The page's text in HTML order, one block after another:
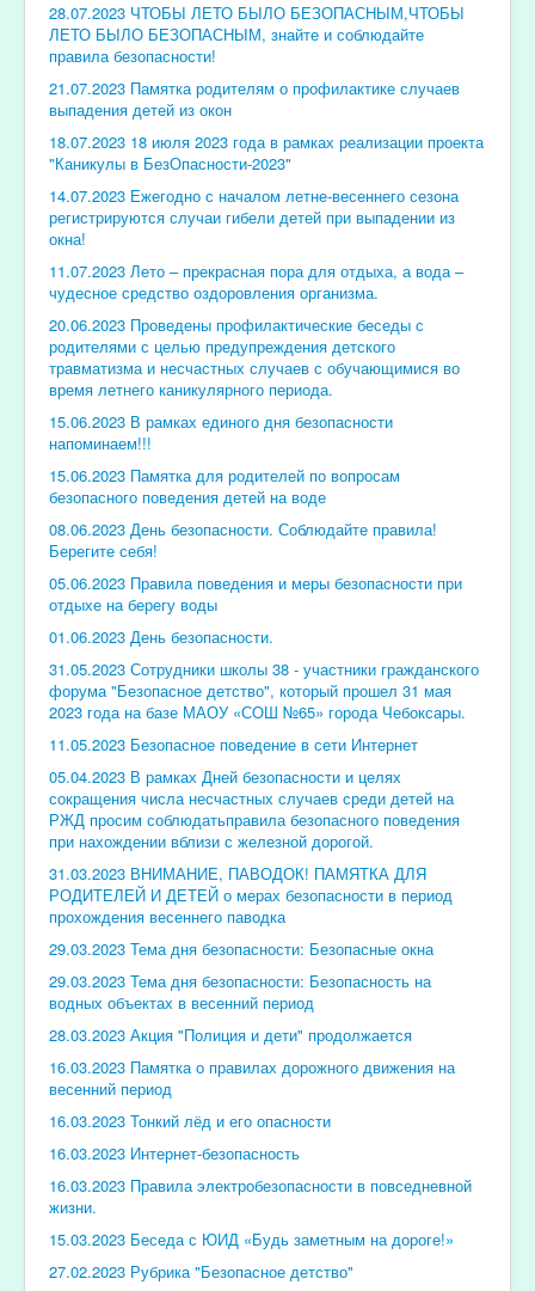
28.07.2023 ЧТОБЫ ЛЕТО БЫЛО БЕЗОПАСНЫМ,ЧТОБЫ
ЛЕТО БЫЛО БЕЗОПАСНЫМ, знайте и соблюдайте
правила безопасности!
21.07.2023 Памятка родителям о профилактике случаев
выпадения детей из окон
18.07.2023 18 июля 2023 года в рамках реализации проекта
"Каникулы в БезОпасности-2023"
14.07.2023 Ежегодно с началом летне-весеннего сезона
регистрируются случаи гибели детей при выпадении из
окна!
11.07.2023 Лето – прекрасная пора для отдыха, а вода –
чудесное средство оздоровления организма.
20.06.2023 Проведены профилактические беседы с
родителями с целью предупреждения детского
травматизма и несчастных случаев с обучающимися во
время летнего каникулярного периода.
15.06.2023 В рамках единого дня безопасности
напоминаем!!!
15.06.2023 Памятка для родителей по вопросам
безопасного поведения детей на воде
08.06.2023 День безопасности. Соблюдайте правила!
Берегите себя!
05.06.2023 Правила поведения и меры безопасности при
отдыхе на берегу воды
01.06.2023 День безопасности.
31.05.2023 Сотрудники школы 38 - участники гражданского
форума "Безопасное детство", который прошел 31 мая
2023 года на базе МАОУ «СОШ №65» города Чебоксары.
11.05.2023 Безопасное поведение в сети Интернет
05.04.2023 В рамках Дней безопасности и целях
сокращения числа несчастных случаев среди детей на
РЖД просим соблюдатьправила безопасного поведения
при нахождении вблизи с железной дорогой.
31.03.2023 ВНИМАНИЕ, ПАВОДОК! ПАМЯТКА ДЛЯ
РОДИТЕЛЕЙ И ДЕТЕЙ о мерах безопасности в период
прохождения весеннего паводка
29.03.2023 Тема дня безопасности: Безопасные окна
29.03.2023 Тема дня безопасности: Безопасность на
водных объектах в весенний период
28.03.2023 Акция "Полиция и дети" продолжается
16.03.2023 Памятка о правилах дорожного движения на
весенний период
16.03.2023 Тонкий лёд и его опасности
16.03.2023 Интернет-безопасность
16.03.2023 Правила электробезопасности в повседневной
жизни.
15.03.2023 Беседа с ЮИД «Будь заметным на дороге!»
27.02.2023 Рубрика "Безопасное детство"